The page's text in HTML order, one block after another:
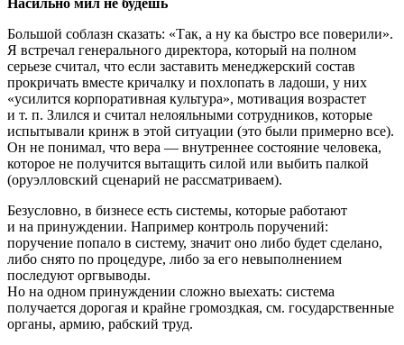
Большой соблазн сказать: «Так, а ну ка быстро все поверили».
Я встречал генерального директора, который на полном
серьезе считал, что если заставить менеджерский состав
прокричать вместе кричалку и похлопать в ладоши, у них
«усилится корпоративная культура», мотивация возрастет
и т. п. Злился и считал нелояльными сотрудников, которые
испытывали кринж в этой ситуации (это были примерно все).
Он не понимал, что вера — внутреннее состояние человека,
которое не получится вытащить силой или выбить палкой
(оруэлловский сценарий не рассматриваем).
Безусловно, в бизнесе есть системы, которые работают
и на принуждении. Например контроль поручений:
поручение попало в систему, значит оно либо будет сделано,
либо снято по процедуре, либо за его невыполнением
последуют оргвыводы.
Но на одном принуждении сложно выехать: система
получается дорогая и крайне громоздкая, см. государственные
органы, армию, рабский труд.